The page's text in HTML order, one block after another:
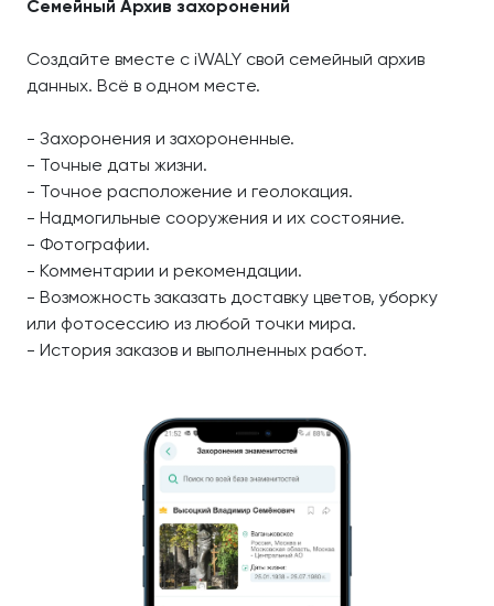
Семейный Архив захоронений
Создайте вместе с iWALY свой семейный архив
данных. Всё в одном месте.
- Захоронения и захороненные.
- Точные даты жизни.
- Точное расположение и геолокация.
- Надмогильные сооружения и их состояние.
- Фотографии.
- Комментарии и рекомендации.
- Возможность заказать доставку цветов, уборку
или фотосессию из любой точки мира.
- История заказов и выполненных работ.